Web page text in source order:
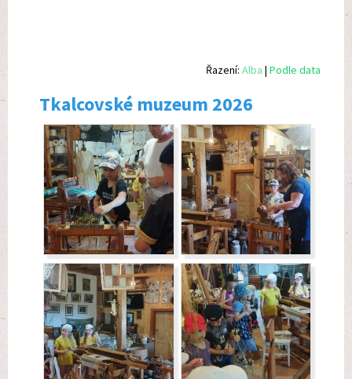
Řazení: Alba | Podle data
Tkalcovské muzeum 2026